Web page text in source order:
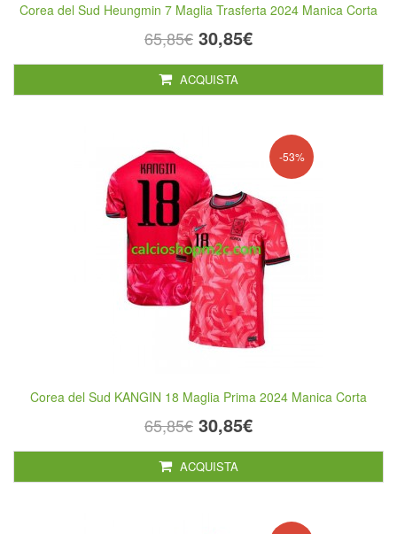
Corea del Sud Heungmin 7 Maglia Trasferta 2024 Manica Corta
65,85€ 30,85€
ACQUISTA
-53%
Corea del Sud KANGIN 18 Maglia Prima 2024 Manica Corta
65,85€ 30,85€
ACQUISTA